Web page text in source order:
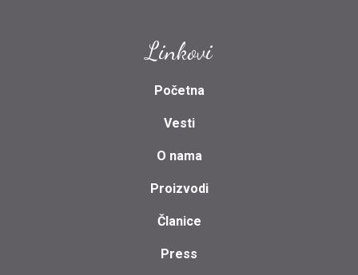
Linkovi
Početna
Vesti
O nama
Proizvodi
Članice
Press